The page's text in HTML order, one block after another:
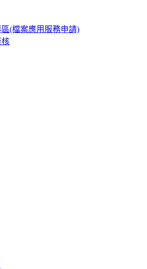
(檔案應用服務申請)
核